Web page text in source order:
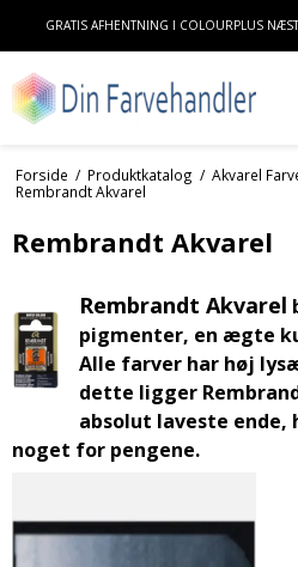
GRATIS AFHENTNING I COLOURPLUS
Forside / Produktkatalog / Akvarel
Rembrandt Akvarel
Rembrandt Akvarel
Rembrandt Akvarel
pigmenter, en ægte
Alle farver har høj
dette ligger
absolut laveste ende,
noget for pengene.